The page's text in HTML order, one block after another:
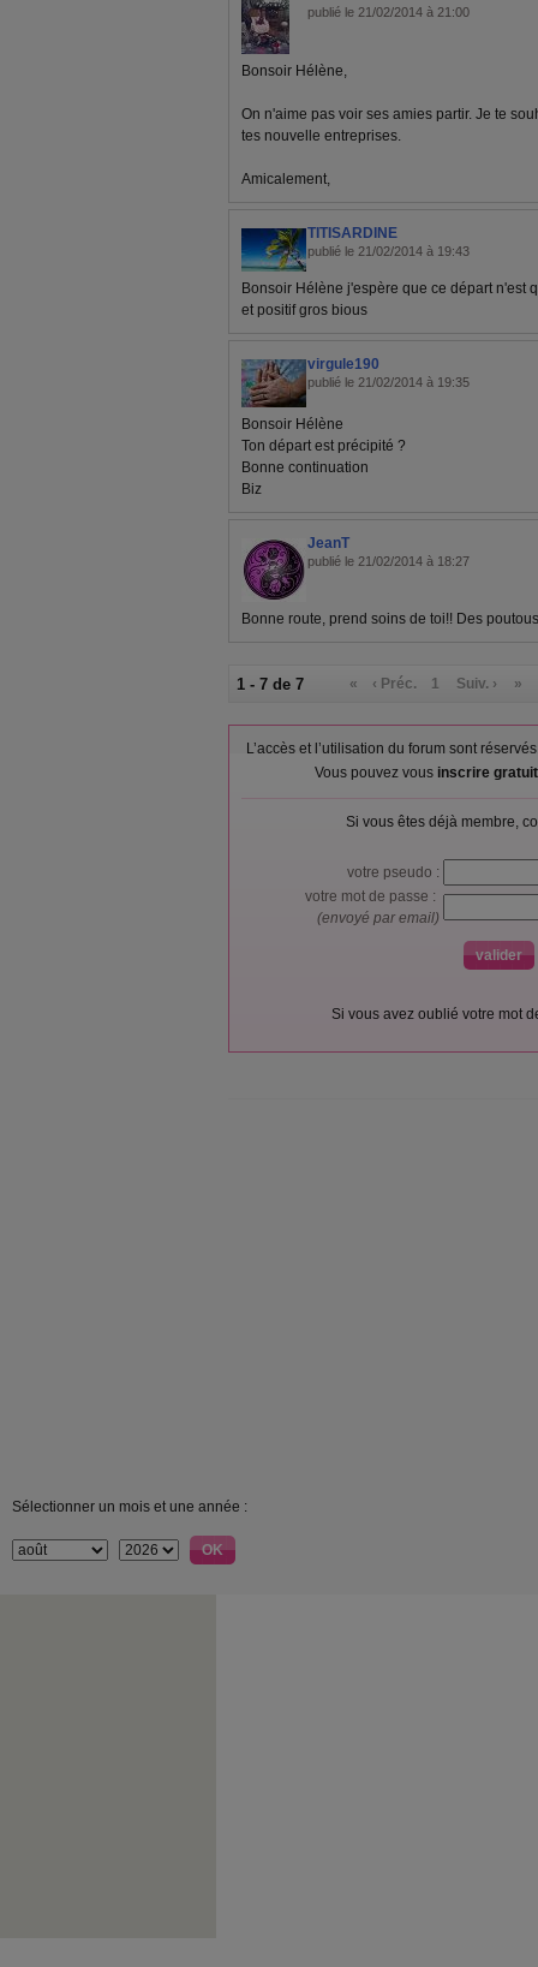
publié le 21/02/2014 à 21:00
Bonsoir Hélène,
On n'aime pas voir ses amies partir. Je te
tes nouvelle entreprises.
Amicalement,
TITISARDINE
publié le 21/02/2014 à 19:43
Bonsoir Hélène j'espère que ce départ n'est
et positif gros bious
virgule190
publié le 21/02/2014 à 19:35
Bonsoir Hélène
Ton départ est précipité ?
Bonne continuation
Biz
JeanT
publié le 21/02/2014 à 18:27
Bonne route, prend soins de toi!! Des
1 - 7 de 7 « ‹ Préc. 1 Suiv. › »
L’accès et l’utilisation du forum sont
Vous pouvez vous inscrire
Si vous êtes déjà membre,
votre pseudo :
votre mot de passe :
(envoyé par email)
Si vous avez oublié votre mot
Sélectionner un mois et une année :